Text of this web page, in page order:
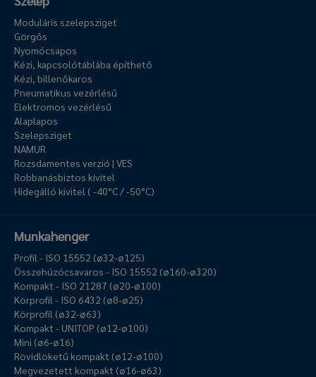
Moduláris szelepsziget
Görgős
Nyomócsapos
Kézi, kapcsolótáblába építhető
Kézi, billenőkaros
Pneumatikus vezérlésű
Elektromos vezérlésű
Alaplapos
Szelepsziget
NAMUR
Rozsdamentes verzió | VES
Robbanásbiztos kivitel
Hidegálló kivitel ( -40°C / -50°C)
Munkahenger
Profil - ISO 15552 (ø32-ø125)
Összehúzócsavaros - ISO 15552 (ø160-ø320)
Kompakt - ISO 21287 (ø20-ø100)
Körprofil - ISO 6432 (ø8-ø25)
Körprofil (ø32-ø63)
Kompakt - UNITOP (ø12-ø100)
Mini (ø6-ø16)
Rövidlöketű kompakt (ø12-ø100)
Megvezetett kompakt (ø16-ø63)